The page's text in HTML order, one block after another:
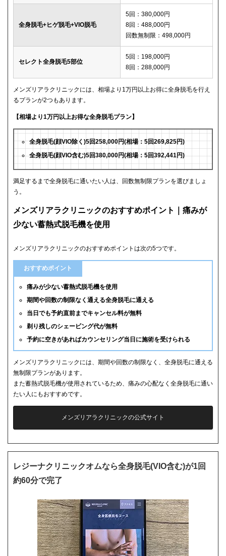
全身脱毛+ヒゲ脱毛+VIO脱毛
5回：380,000円
8回：488,000円
回数無制限：498,000円
セレクト全身脱毛5部位
5回：198,000円
8回：288,000円
メンズリアラクリニックには、相場より1万円以上お得に全身脱毛を行え
るプランが2つもあります。
【相場より1万円以上お得な全身脱毛プラン】
全身脱毛(顔VIO除く)5回258,000円(相場：5回269,825円)
全身脱毛(顔VIO含む)5回380,000円(相場：5回392,441円)
満足するまで全身脱毛に通いたい人は、回数無制限プランを選びましょ
う。
メンズリアラクリニックのおすすめポイント｜痛みが
少ない蓄熱式脱毛機を使用
メンズリアラクリニックのおすすめポイントは次の5つです。
おすすめポイント
痛みが少ない蓄熱式脱毛機を使用
期間や回数の制限なく通える全身脱毛に通える
当日でも予約直前までキャンセル料が無料
剃り残しのシェービング代が無料
予約に空きがあればカウンセリング当日に施術を受けられる
メンズリアラクリニックには、期間や回数の制限なく、全身脱毛に通える
無制限プランがあります。
また蓄熱式脱毛機が使用されているため、痛みの心配なく全身脱毛に通い
たい人にもおすすめです。
メンズリアラクリニックの公式サイト
レジーナクリニックオムなら全身脱毛(VIO含む)が1回
約60分で完了